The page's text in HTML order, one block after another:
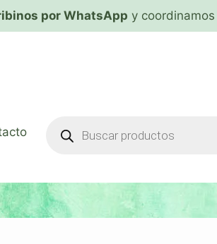
por WhatsApp y